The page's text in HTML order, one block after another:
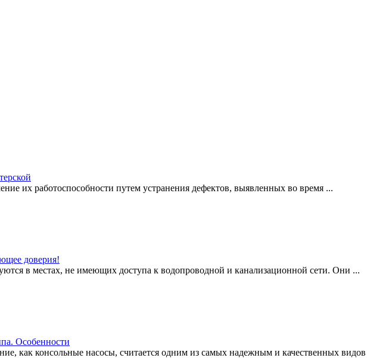
их работоспособности путем устранения дефектов, выявленных во время ...
доверия!
в местах, не имеющих доступа к водопроводной и канализационной сети. Они ...
Особенности
как консольные насосы, считается одним из самых надежным и качественных